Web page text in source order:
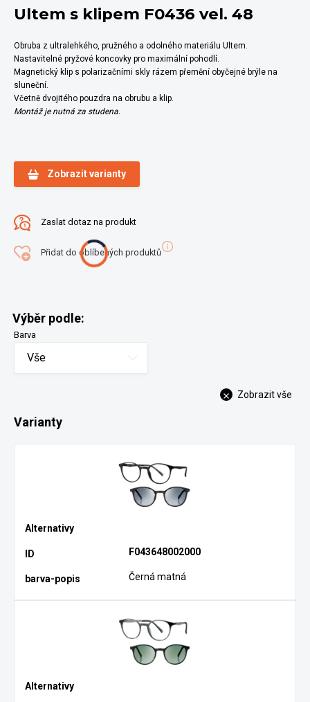
Ultem s klipem F0436 vel. 48
Obruba z ultralehkého, pružného a odolného materiálu Ultem.
Nastavitelné pryžové koncovky pro maximální pohodlí.
Magnetický klip s polarizačními skly rázem přemění obyčejné brýle na
sluneční.
Včetně dvojitého pouzdra na obrubu a klip.
Montáž je nutná za studena.
Zobrazit varianty
Zaslat dotaz na produkt
Přidat do oblíbených produktů
Výběr podle:
Barva
Vše
Zobrazit vše
Varianty
F043648002000
Černá matná